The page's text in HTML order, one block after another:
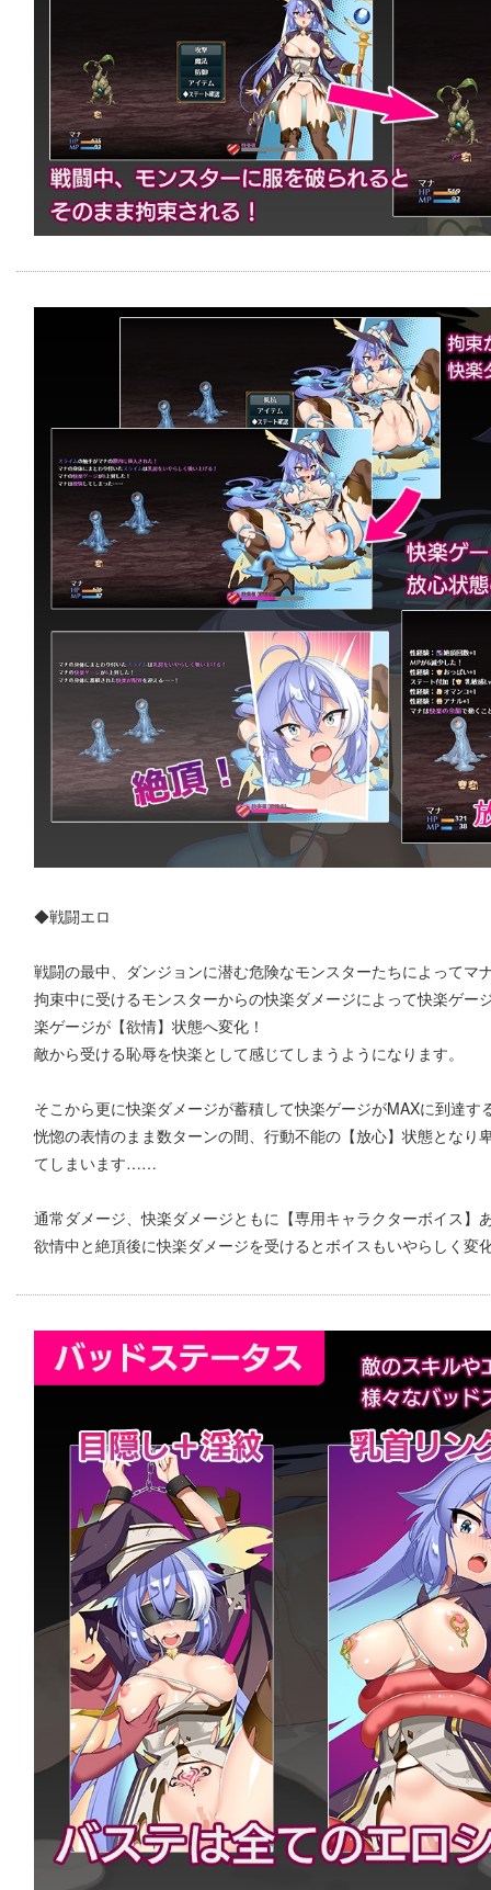
◆戦闘エロ
戦闘の最中、ダンジョンに潜む危険なモンスターたちによってマ
拘束中に受けるモンスターからの快楽ダメージによって快楽ゲー
楽ゲージが【欲情】状態へ変化！
敵から受ける恥辱を快楽として感じてしまうようになります。
そこから更に快楽ダメージが蓄積して快楽ゲージがMAXに到達す
恍惚の表情のまま数ターンの間、行動不能の【放心】状態となり
てしまいます……
通常ダメージ、快楽ダメージともに【専用キャラクターボイス】
欲情中と絶頂後に快楽ダメージを受けるとボイスもいやらしく変